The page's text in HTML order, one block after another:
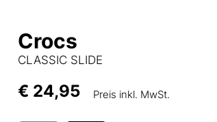
Crocs
CLASSIC SLIDE
€ 24,95 Preis inkl. MwSt.